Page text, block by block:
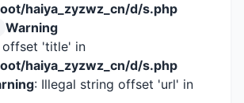
haiya_zyzwz_cn/d/s.php
Warning
offset 'title' in
haiya_zyzwz_cn/d/s.php
: Illegal string offset 'url' in